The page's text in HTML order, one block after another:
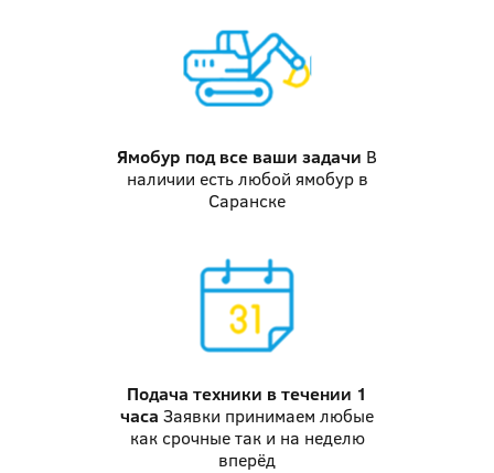
Ямобур под все ваши задачи В
наличии есть любой ямобур в
Саранске
Подача техники в течении 1
часа Заявки принимаем любые
как срочные так и на неделю
вперёд